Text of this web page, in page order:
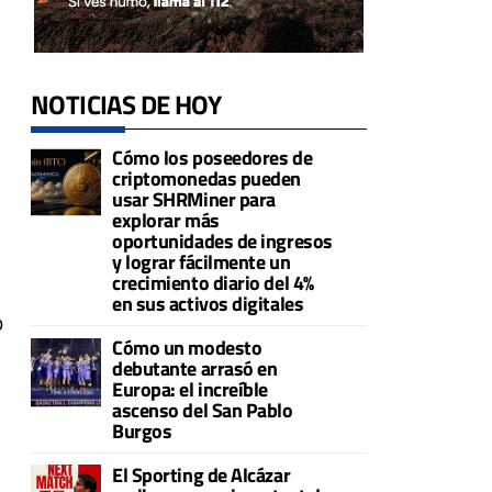
NOTICIAS DE HOY
Cómo los poseedores de
criptomonedas pueden
usar SHRMiner para
explorar más
oportunidades de ingresos
y lograr fácilmente un
crecimiento diario del 4%
en sus activos digitales
Cómo un modesto
debutante arrasó en
Europa: el increíble
ascenso del San Pablo
Burgos
El Sporting de Alcázar